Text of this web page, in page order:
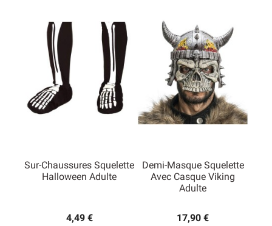
Sur-Chaussures Squelette
Halloween Adulte
4,49 €
Demi-Masque Squelette
Avec Casque Viking
Adulte
17,90 €